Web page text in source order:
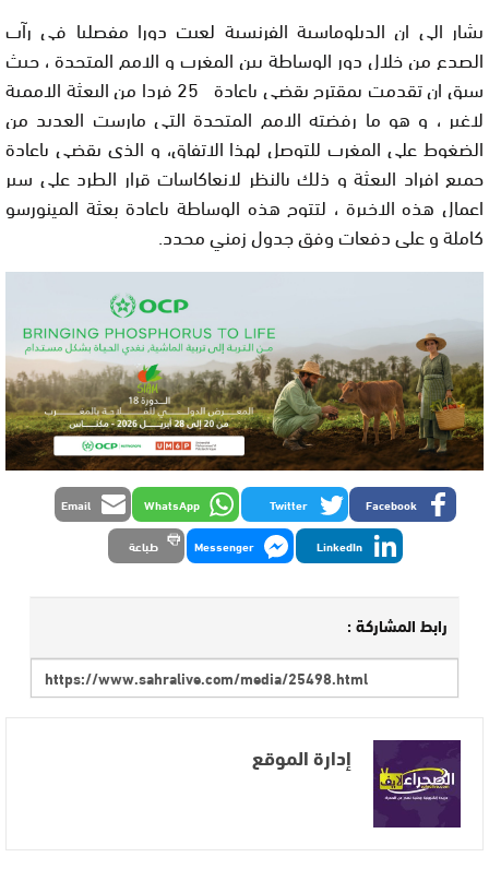
يشار الى ان الدبلوماسية الفرنسية لعبت دورا مفصليا في رآب
الصدع من خلال دور الوساطة بين المغرب و الامم المتحدة ، حيث
سبق ان تقدمت بمقترح يقضي باعادة 25فردا من البعثة الاممية
لاغير ، و هو ما رفضته الامم المتحدة التي مارست العديد من
الضغوط على المغرب للتوصل لهذا الاتفاق، و الذي يقضي باعادة
جميع افراد البعثة و ذلك بالنظر لانعاكاسات قرار الطرد على سير
اعمال هذه الاخيرة ، لتتوج هذه الوساطة باعادة بعثة المينورسو
كاملة و على دفعات وفق جدول زمني محدد.
Facebook
Twitter
WhatsApp
Email
LinkedIn
Messenger طباعة
رابط المشاركة :
إدارة الموقع